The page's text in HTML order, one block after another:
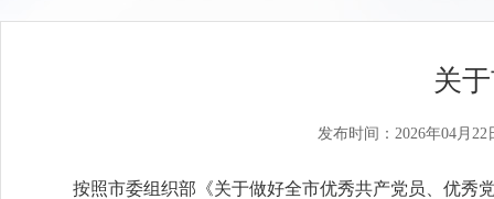
关
发布时间：2026年04月22
按照市委组织部《关于做好全市优秀共产党员、优秀党